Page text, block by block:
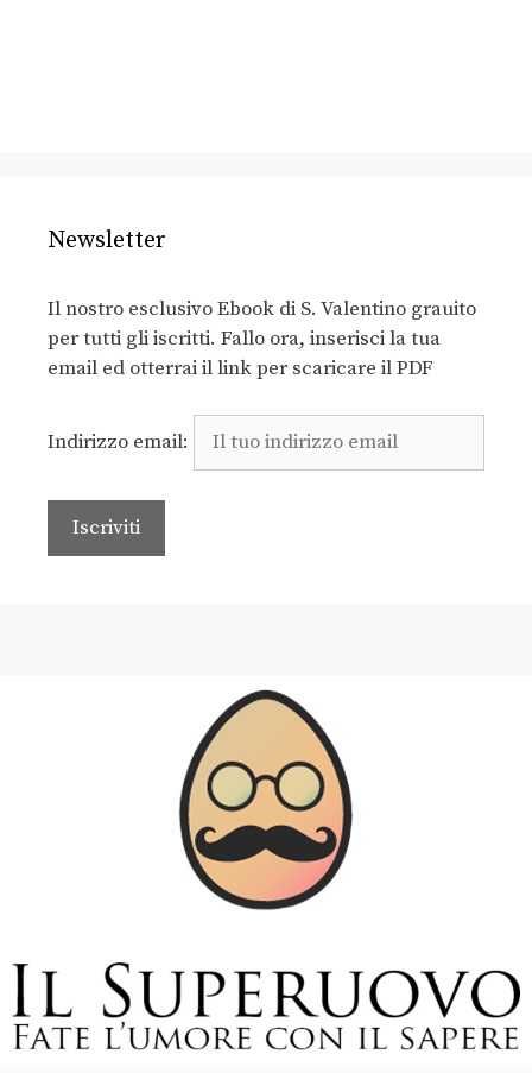
Newsletter
Il nostro esclusivo Ebook di S. Valentino grauito
per tutti gli iscritti. Fallo ora, inserisci la tua
email ed otterrai il link per scaricare il PDF
Indirizzo email: